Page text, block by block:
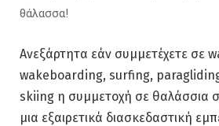
θάλασσα!
Ανεξάρτητα εάν συμμετέχετε σε
wakeboarding, surfing,
skiing η συμμετοχή σε θαλάσσια
μια εξαιρετικά διασκεδαστική